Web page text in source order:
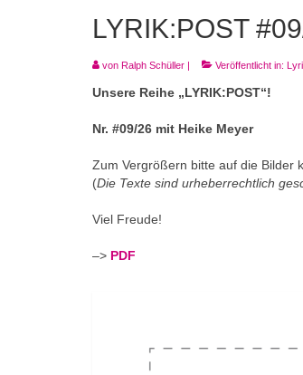
LYRIK:POST
von Ralph Schüller | Veröffentlicht in:
Unsere Reihe „LYRIK:POST“!
Nr. #09/26 mit Heike Meyer
Zum Vergrößern bitte auf die Bilder
(Die Texte sind urheberrechtlich
Viel Freude!
–> PDF